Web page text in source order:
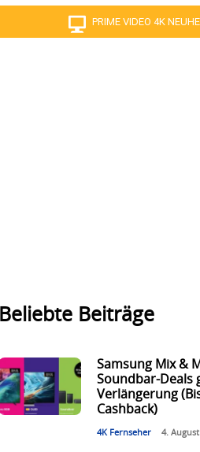
PRIME VIDEO 4K
Beliebte Beiträge
Samsung Mix &
Soundbar-Deals
Verlängerung
Cashback)
4K Fernseher 4. August